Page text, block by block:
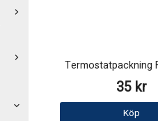
Termostatpackning
35 kr
Köp